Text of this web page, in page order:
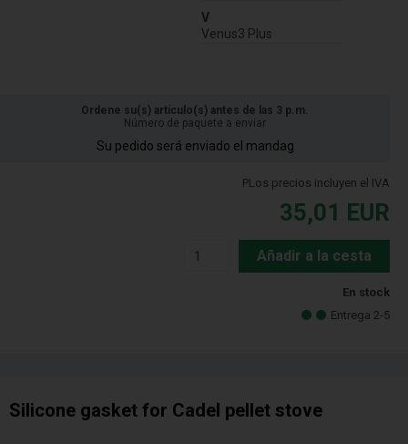
V
Venus3 Plus
Ordene su(s) artículo(s) antes de las 3 p.m.
Número de paquete a enviar
Su pedido será enviado el mandag
PLos precios incluyen el IVA
35,01 EUR
Añadir a la cesta
En stock
Entrega 2-5
Silicone gasket for Cadel pellet stove